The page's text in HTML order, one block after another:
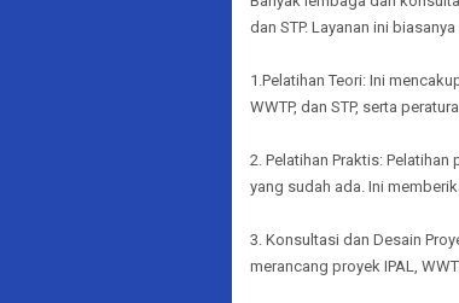
dan STP. Layanan ini
1.Pelatihan Teori: Ini
WWTP, dan STP, serta
2. Pelatihan Praktis:
yang sudah ada. Ini
3. Konsultasi dan Desain
merancang proyek IPAL,